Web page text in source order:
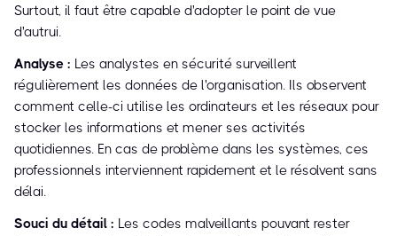
Surtout, il faut être capable d'adopter le point de vue
d'autrui.
Analyse : Les analystes en sécurité surveillent
régulièrement les données de l'organisation. Ils observent
comment celle-ci utilise les ordinateurs et les réseaux pour
stocker les informations et mener ses activités
quotidiennes. En cas de problème dans les systèmes, ces
professionnels interviennent rapidement et le résolvent sans
délai.
Souci du détail : Les codes malveillants pouvant rester